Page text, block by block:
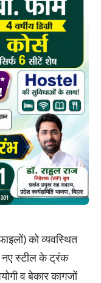
को व्यवस्थित
स्टील के ट्रंक
व बेकार कागजों